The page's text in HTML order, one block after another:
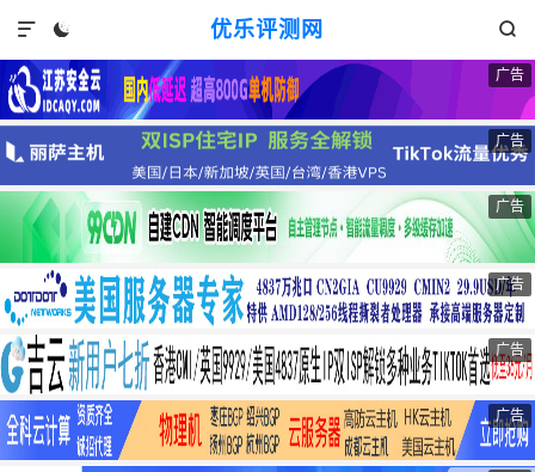
优乐评测网
 

广告
广告
广告
广告
广告
广告